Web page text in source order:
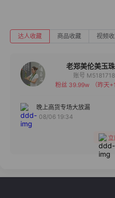
达人收藏 商品收藏 视频
老郑美伦美玉
备注
分组
账号 M5181718
粉丝 39.99w
（昨天
晚上高货专场大放漏
08/06 19:34